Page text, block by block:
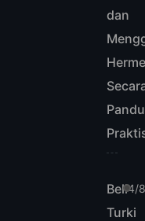
dan
4/
Beli
Turki